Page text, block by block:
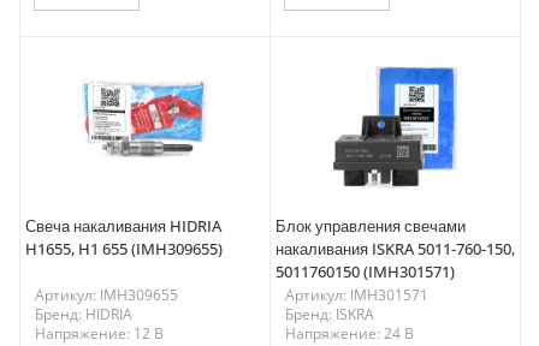
Свеча накаливания HIDRIA
H1655, H1 655 (IMH309655)
Артикул: IMH309655
Бренд: HIDRIA
Напряжение: 12 В
Блок управления свечами
накаливания ISKRA 5011-760-150,
5011760150 (IMH301571)
Артикул: IMH301571
Бренд: ISKRA
Напряжение: 24 В